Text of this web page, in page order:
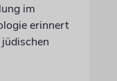
im
erinnert